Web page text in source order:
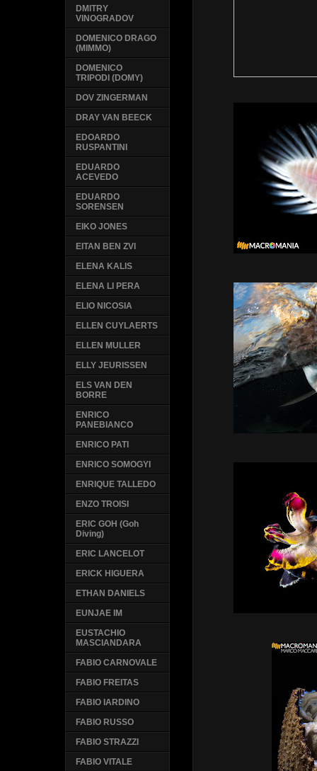
DMITRY
VINOGRADOV
DOMENICO DRAGO
(MIMMO)
DOMENICO
TRIPODI (DOMY)
DOV ZINGERMAN
DRAY VAN BEECK
EDOARDO
RUSPANTINI
EDUARDO
ACEVEDO
EDUARDO
SORENSEN
EIKO JONES
EITAN BEN ZVI
ELENA KALIS
ELENA LI PERA
ELIO NICOSIA
ELLEN CUYLAERTS
ELLEN MULLER
ELLY JEURISSEN
ELS VAN DEN
BORRE
ENRICO
PANEBIANCO
ENRICO PATI
ENRICO SOMOGYI
ENRIQUE TALLEDO
ENZO TROISI
ERIC GOH (Goh
Diving)
ERIC LANCELOT
ERICK HIGUERA
ETHAN DANIELS
EUNJAE IM
EUSTACHIO
MASCIANDARA
FABIO CARNOVALE
FABIO FREITAS
FABIO IARDINO
FABIO RUSSO
FABIO STRAZZI
FABIO VITALE